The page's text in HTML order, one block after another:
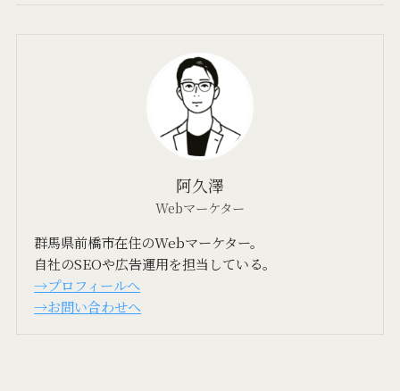
阿久澤
Webマーケター
群馬県前橋市在住のWebマーケター。
自社のSEOや広告運用を担当している。
→プロフィールへ
→お問い合わせへ